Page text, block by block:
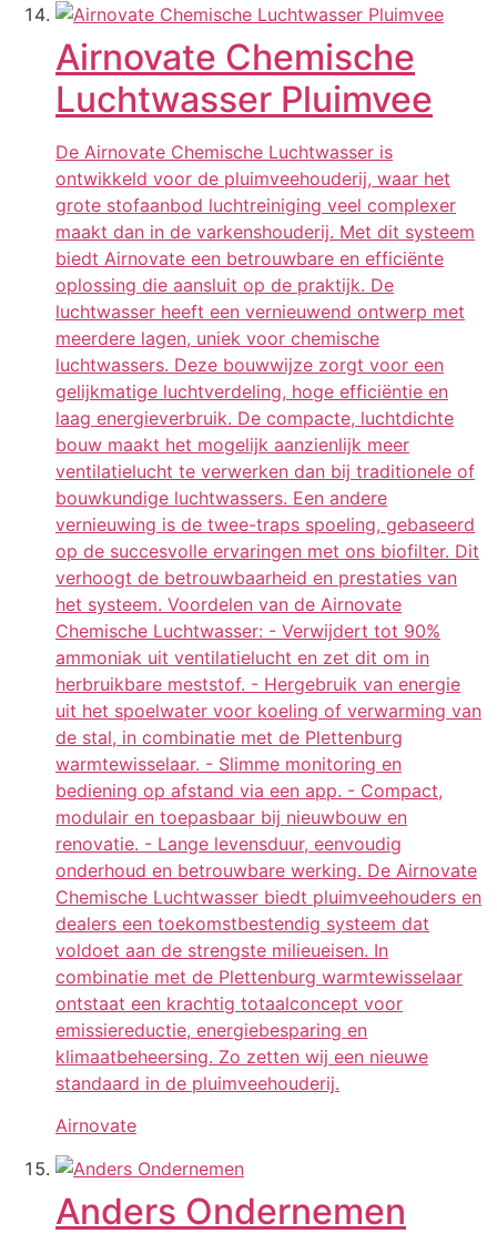
Airnovate Chemische
Luchtwasser Pluimvee
De Airnovate Chemische Luchtwasser is
ontwikkeld voor de pluimveehouderij, waar het
grote stofaanbod luchtreiniging veel complexer
maakt dan in de varkenshouderij. Met dit systeem
biedt Airnovate een betrouwbare en efficiënte
oplossing die aansluit op de praktijk. De
luchtwasser heeft een vernieuwend ontwerp met
meerdere lagen, uniek voor chemische
luchtwassers. Deze bouwwijze zorgt voor een
gelijkmatige luchtverdeling, hoge efficiëntie en
laag energieverbruik. De compacte, luchtdichte
bouw maakt het mogelijk aanzienlijk meer
ventilatielucht te verwerken dan bij traditionele of
bouwkundige luchtwassers. Een andere
vernieuwing is de twee-traps spoeling, gebaseerd
op de succesvolle ervaringen met ons biofilter. Dit
verhoogt de betrouwbaarheid en prestaties van
het systeem. Voordelen van de Airnovate
Chemische Luchtwasser: - Verwijdert tot 90%
ammoniak uit ventilatielucht en zet dit om in
herbruikbare meststof. - Hergebruik van energie
uit het spoelwater voor koeling of verwarming van
de stal, in combinatie met de Plettenburg
warmtewisselaar. - Slimme monitoring en
bediening op afstand via een app. - Compact,
modulair en toepasbaar bij nieuwbouw en
renovatie. - Lange levensduur, eenvoudig
onderhoud en betrouwbare werking. De Airnovate
Chemische Luchtwasser biedt pluimveehouders en
dealers een toekomstbestendig systeem dat
voldoet aan de strengste milieueisen. In
combinatie met de Plettenburg warmtewisselaar
ontstaat een krachtig totaalconcept voor
emissiereductie, energiebesparing en
klimaatbeheersing. Zo zetten wij een nieuwe
standaard in de pluimveehouderij.
Airnovate
Anders Ondernemen